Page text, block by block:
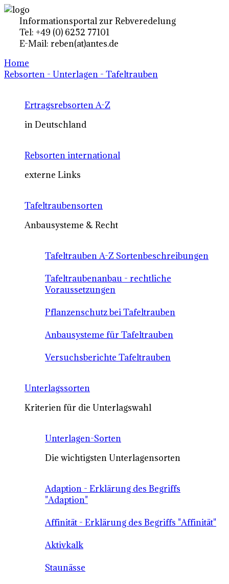
Informationsportal zur Rebveredelung
Tel: +49 (0) 6252 77101
E-Mail: reben(at)antes.de
Home
Rebsorten - Unterlagen - Tafeltrauben
Ertragsrebsorten A-Z
in Deutschland
Rebsorten international
externe Links
Tafeltraubensorten
Anbausysteme & Recht
Tafeltrauben A-Z Sortenbeschreibungen
Tafeltraubenanbau - rechtliche
Voraussetzungen
Pflanzenschutz bei Tafeltrauben
Anbausysteme für Tafeltrauben
Versuchsberichte Tafeltrauben
Unterlagssorten
Kriterien für die Unterlagswahl
Unterlagen-Sorten
Die wichtigsten Unterlagensorten
Adaption - Erklärung des Begriffs
"Adaption"
Affinität - Erklärung des Begriffs "Affinität"
Aktivkalk
Staunässe